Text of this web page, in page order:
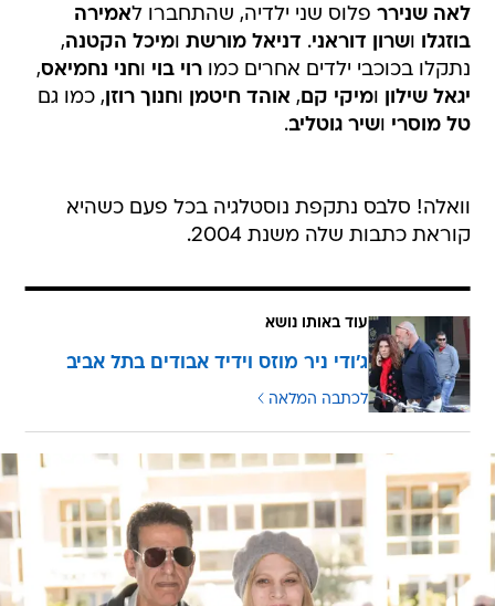
לאה שנירר פלוס שני ילדיה, שהתחברו לאמירה
בוזגלו ושרון דוראני. דניאל מורשת ומיכל הקטנה,
נתקלו בכוכבי ילדים אחרים כמורוי בוי וחני נחמיאס,
יגאל שילון ומיקי קם, אוהד חיטמן וחנוך רוזן, כמו גם
טל מוסרי ושיר גוטליב.
וואלה! סלבס נתקפת נוסטלגיה בכל פעם כשהיא
קוראת כתבות שלה משנת 2004.
עוד באותו נושא
ג'ודי ניר מוזס וידיד אבודים בתל אביב
לכתבה המלאה